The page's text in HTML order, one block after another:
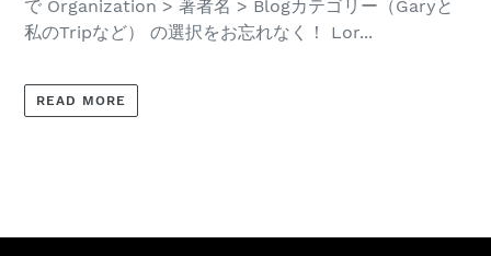
で Organization > 著者名 > Blogカテゴリー（Garyと
私のTripなど） の選択をお忘れなく！ Lor...
READ MORE